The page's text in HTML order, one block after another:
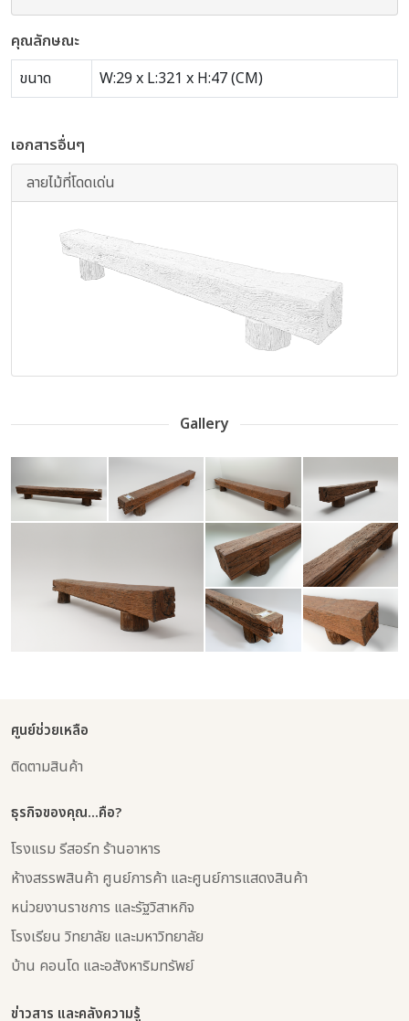
คุณลักษณะ
ขนาด
W:29 x L:321 x H:47 (CM)
เอกสารอื่นๆ
ลายไม้ที่โดดเด่น
Gallery
ศูนย์ช่วยเหลือ
ติดตามสินค้า
ธุรกิจของคุณ...คือ?
โรงแรม รีสอร์ท ร้านอาหาร
ห้างสรรพสินค้า ศูนย์การค้า และศูนย์การแสดงสินค้า
หน่วยงานราชการ และรัฐวิสาหกิจ
โรงเรียน วิทยาลัย และมหาวิทยาลัย
บ้าน คอนโด และอสังหาริมทรัพย์
ข่าวสาร และคลังความรู้